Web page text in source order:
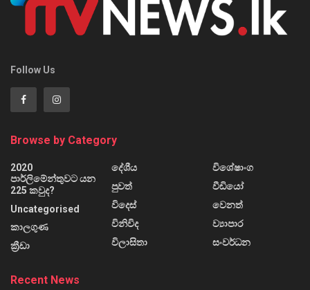
Follow Us
Browse by Category
2020
පාර්ලිමේන්තුවට යන
225 කවුද?
Uncategorised
කාලගුණ
ක්‍රීඩා
දේශීය
පුවත්
විදෙස්
විනිවිද
විලාසිතා
විශේෂාංග
වීඩියෝ
වෙනත්
ව්‍යාපාර
සංවර්ධන
Recent News